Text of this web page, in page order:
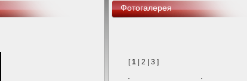
Фотогалерея
[1 2 3 ]